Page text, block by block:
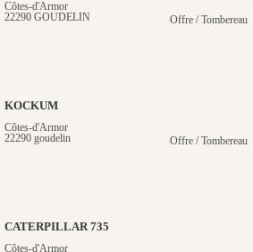
Côtes-d'Armor
22290 GOUDELIN
Offre / Tombereau
KOCKUM
Côtes-d'Armor
22290 goudelin
Offre / Tombereau
CATERPILLAR 735
Côtes-d'Armor